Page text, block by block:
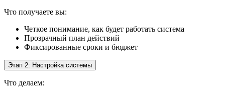
Что получаете вы:
Четкое понимание, как будет работать система
Прозрачный план действий
Фиксированные сроки и бюджет
Этап 2: Настройка системы
Что делаем: